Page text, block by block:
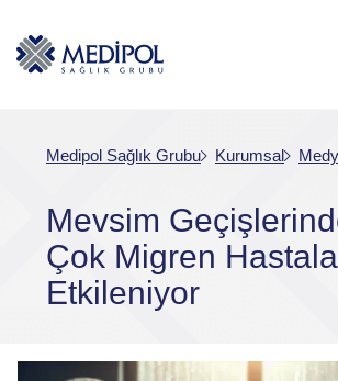
Medipol Sağlık Grubu Kurumsal
Mevsim
Çok Migren
Etkileniyor